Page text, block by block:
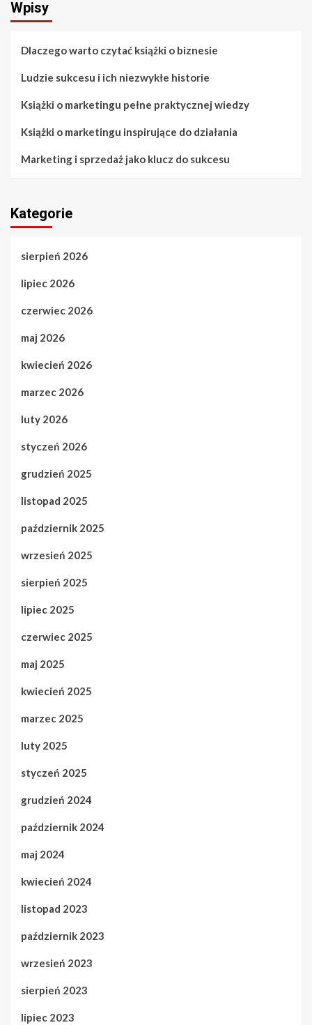
Wpisy
Dlaczego warto czytać książki o biznesie
Ludzie sukcesu i ich niezwykłe historie
Książki o marketingu pełne praktycznej wiedzy
Książki o marketingu inspirujące do działania
Marketing i sprzedaż jako klucz do sukcesu
Kategorie
sierpień 2026
lipiec 2026
czerwiec 2026
maj 2026
kwiecień 2026
marzec 2026
luty 2026
styczeń 2026
grudzień 2025
listopad 2025
październik 2025
wrzesień 2025
sierpień 2025
lipiec 2025
czerwiec 2025
maj 2025
kwiecień 2025
marzec 2025
luty 2025
styczeń 2025
grudzień 2024
październik 2024
maj 2024
kwiecień 2024
listopad 2023
październik 2023
wrzesień 2023
sierpień 2023
lipiec 2023